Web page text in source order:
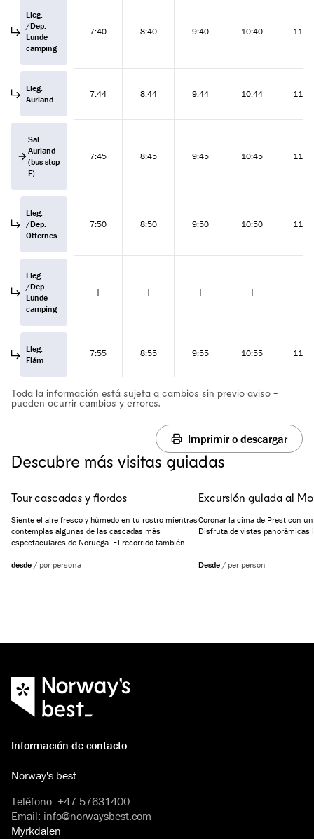
Lleg.
/Dep.
Lunde
camping
7:40 8:40 9:40 10:40 11:40
Lleg.
Aurland
7:44 8:44 9:44 10:44 11:44
Sal.
Aurland
(bus stop
F)
7:45 8:45 9:45 10:45 11:45
Lleg.
/Dep.
Otternes
7:50 8:50 9:50 10:50 11:50
Lleg.
/Dep.
Lunde
camping
| | | |
Lleg.
Flåm
7:55 8:55 9:55 10:55 11:55
Toda la información está sujeta a cambios sin previo aviso -
pueden ocurrir cambios y errores.
Imprimir o descargar
Descubre más visitas guiadas
Tour cascadas y fiordos
Siente el aire fresco y húmedo en tu rostro mientras
contemplas algunas de las cascadas más
espectaculares de Noruega. El recorrido también
donde podrás disfrutar de la mágica vista del valle
desde / por persona
Excursión guiada al
Coronar la cima de Prest con
Disfruta de vistas panorámicas
Desde / per person
Información de contacto
Norway's best
Teléfono: +47 57631400
Email: info@norwaysbest.com
Myrkdalen